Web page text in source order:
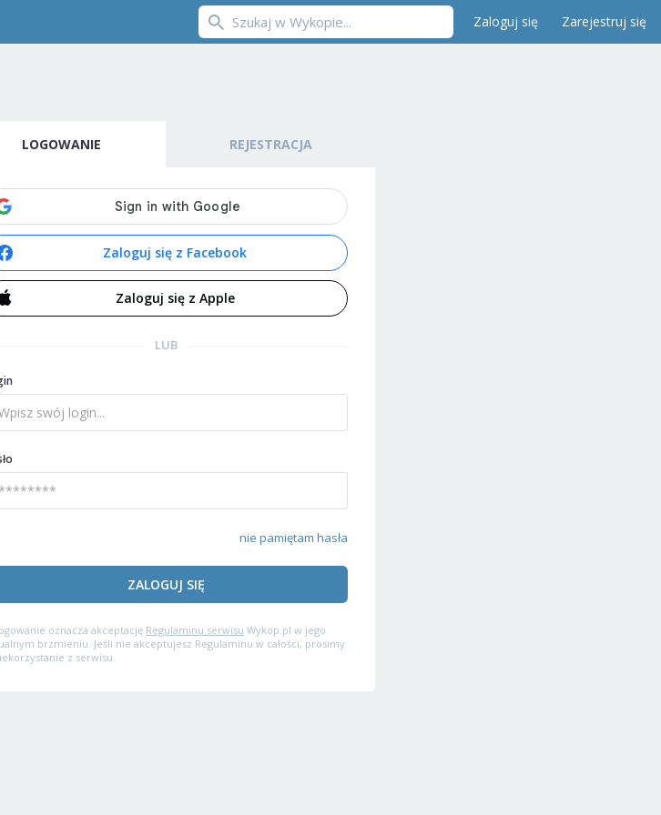
Zaloguj się Zarejestruj się
LOGOWANIE REJESTRACJA
Zaloguj się z Facebook
Zaloguj się z Apple
LUB
nie pamiętam hasła
ZALOGUJ SIĘ
oznacza akceptację Regulaminu serwisu Wykop.pl w jego
brzmieniu. Jeśli nie akceptujesz Regulaminu w całości, prosimy
z serwisu.